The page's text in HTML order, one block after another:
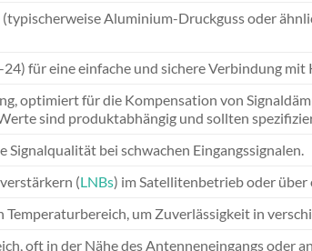
Aluminium-Druckguss oder
für eine einfache und sichere Verbindung mit
optimiert für die Kompensation von
sind produktabhängig und sollten
Signalqualität bei schwachen Eingangssignalen.
(LNBs) im Satellitenbetrieb oder
um Zuverlässigkeit in
oft in der Nähe des Antenneneingangs oder